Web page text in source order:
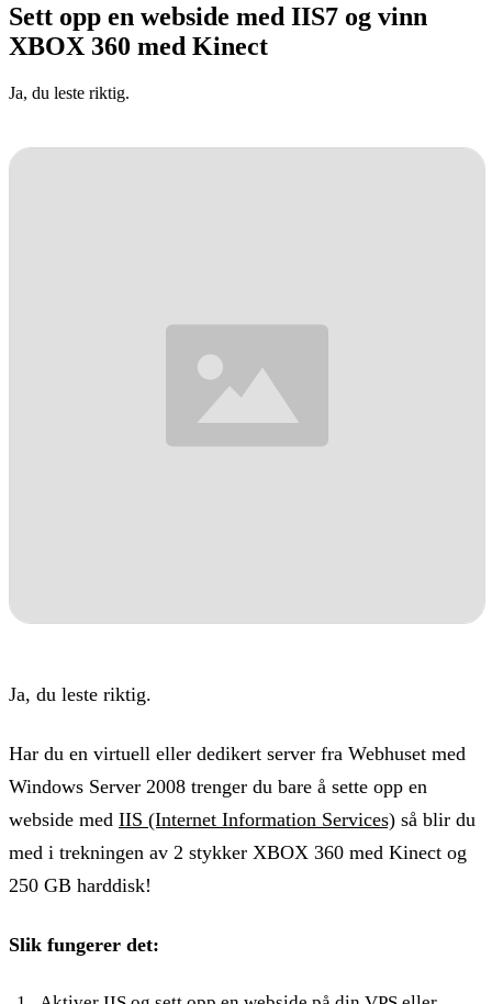
Sett opp en webside med IIS7 og vinn
XBOX 360 med Kinect
Ja, du leste riktig.
Ja, du leste riktig.
Har du en virtuell eller dedikert server fra Webhuset med
Windows Server 2008 trenger du bare å sette opp en
webside med IIS (Internet Information Services) så blir du
med i trekningen av 2 stykker XBOX 360 med Kinect og
250 GB harddisk!
Slik fungerer det: